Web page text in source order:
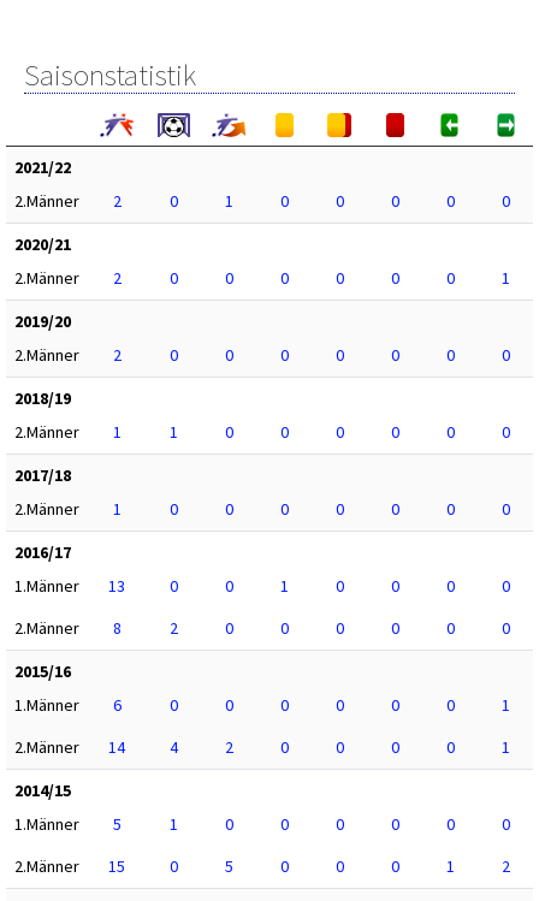
Saisonstatistik
2021/22
2.Männer
2 0 1 0 0 0 0
0
2020/21
2.Männer
2 0 0 0 0 0 0
1
2019/20
2.Männer
2 0 0 0 0 0 0
0
2018/19
2.Männer
1 1 0 0 0 0 0
0
2017/18
2.Männer
1 0 0 0 0 0 0
0
2016/17
1.Männer
13 0 0 1 0 0 0
0
2.Männer
8 2 0 0 0 0 0
0
2015/16
1.Männer
6 0 0 0 0 0 0
1
2.Männer
14 4 2 0 0 0 0
1
2014/15
1.Männer
5 1 0 0 0 0 0
0
2.Männer
15 0 5 0 0 0 1
2